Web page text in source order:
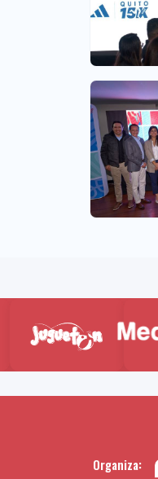
Organiza: